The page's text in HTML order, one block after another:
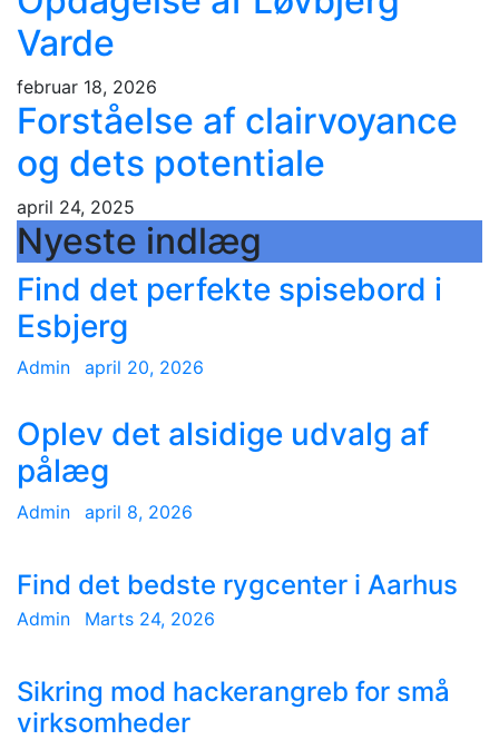
Varde
februar 18, 2026
Forståelse af clairvoyance
og dets potentiale
april 24, 2025
Nyeste indlæg
Find det perfekte spisebord i
Esbjerg
Admin april 20, 2026
Oplev det alsidige udvalg af
pålæg
Admin april 8, 2026
Find det bedste rygcenter i Aarhus
Admin Marts 24, 2026
Sikring mod hackerangreb for små
virksomheder